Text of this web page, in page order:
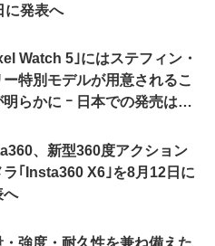
に発表へ
Watch 5｣にはステフィン・
ー特別モデルが用意されるこ
明らかに ｰ 日本での発売は期
、新型360度アクション
ラ｢Insta360 X6｣を8月12日に
へ
・強度・耐久性を兼ね備えた